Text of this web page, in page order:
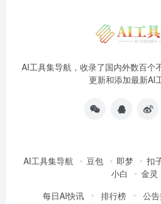
AI工具集导航，收录了国内外数百个
更新和添加最新AI
AI工具集导航 豆包 即梦 扣
小白
金灵
每日AI快讯
排行榜 公